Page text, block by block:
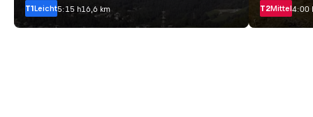
T1Leicht5:15 h16,6 km T2Mittel4:00